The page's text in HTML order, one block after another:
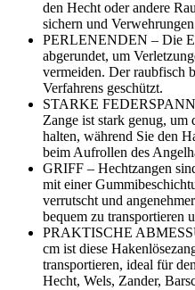
den Hecht oder andere
sichern und
PERLENENDEN – Die
abgerundet, um
vermeiden. Der raubfisch
Verfahrens geschützt.
STARKE
Zange ist stark genug, um
halten, während Sie den
beim Aufrollen des
GRIFF – Hechtzangen
mit einer
verrutscht und
bequem zu transportieren
PRAKTISCHE
cm ist diese
transportieren, ideal für
Hecht, Wels, Zander,